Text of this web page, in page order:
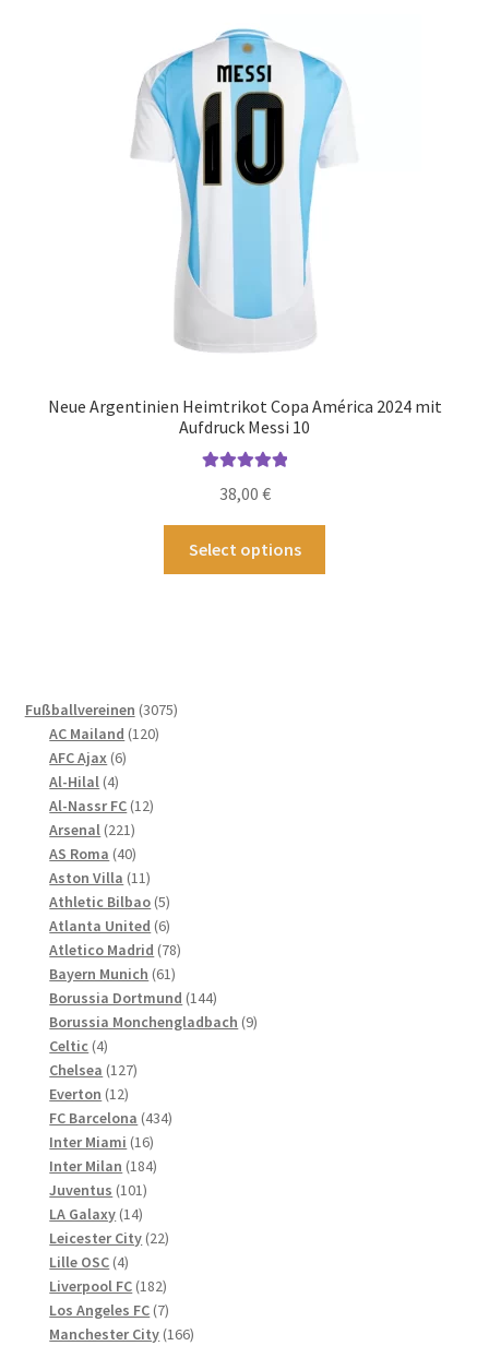
Die
Optionen
können
der
Neue Argentinien Heimtrikot Copa América 2024 mit
Aufdruck Messi 10
5.00von 5
38,00 €
Select options
Fußballvereinen 30753075
AC Mailand 120120
AFC Ajax 66
Al-Hilal 44
Produkte
Al-Nassr FC 1212
Arsenal 221221
Produkte
AS Roma 4040
Produkte
Aston Villa 1111
Produkte
Athletic Bilbao 55
Produkte
Atlanta United 66
Produkte
Atletico Madrid 7878
Bayern Munich 6161
Produkte
Borussia Dortmund 144144
Produkte
Borussia Monchengladbach 99
Celtic 44
Produkte
Chelsea 127127
Everton 1212
Produkte
FC Barcelona 434434
Inter Miami 1616
Produkte
Inter Milan 184184
Juventus 101101
LA Galaxy 1414
Produkte
Leicester City 2222
Lille OSC 44
Produkte
Liverpool FC 182182
Produkte
Los Angeles FC 77
Produkte
Manchester City 166166